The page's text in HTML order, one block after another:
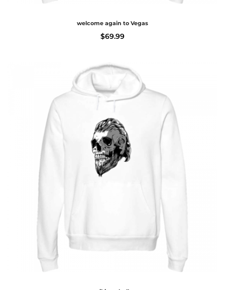
welcome again to Vegas
$69.99